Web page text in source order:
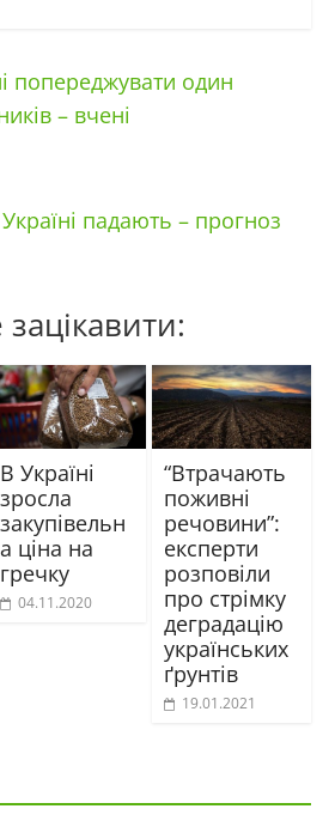
попереджувати один
– вчені
падають – прогноз
В Україні
зросла
закупівельн
а ціна на
гречку
04.11.2020
“Втрачають
поживні
речовини”:
експерти
розповіли
про стрімку
деградацію
українських
ґрунтів
19.01.2021